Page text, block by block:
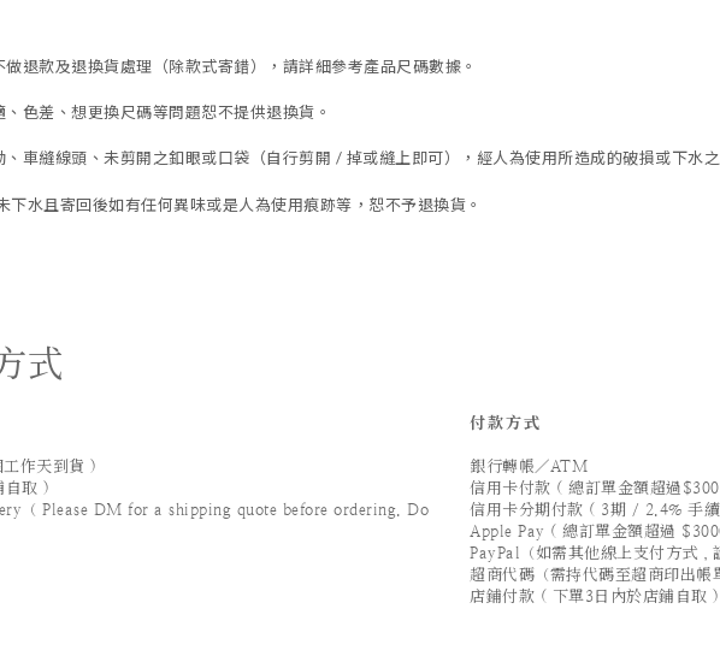
退款及退換貨處理（除款式寄錯）， 請詳細參考產品尺碼數據 。
色差、想更換尺碼等問題恕不提供退換貨。
車縫線頭、未剪開之釦眼或口袋（自行剪開 / 掉或縫上即可），經人為使用所造成的破損或下水
下水且寄回後如有任何異味或是人為使用痕跡等 ， 恕不予退換貨。
式
作天到貨 )
自取 )
（ Please DM for a shipping quote before ordering. Do
付款方式
銀行轉帳／ATM
信用卡付款 ( 總訂單金額超過
信用卡分期付款 ( 3期 / 2.4% 手
Apple Pay ( 總訂單金額超過
PayPal（如需其他線上支付方式，
超商代碼（需持代碼至超商印出帳
店鋪付款 ( 下單3日內於店鋪自取 )